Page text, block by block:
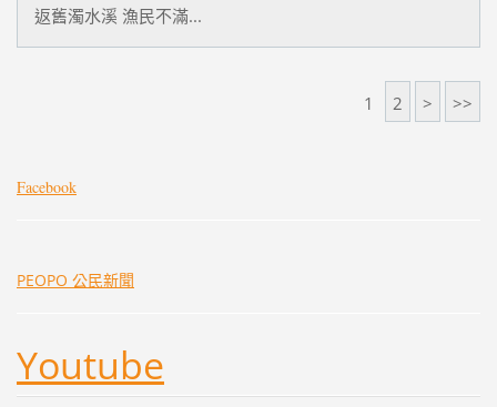
返舊濁水溪 漁民不滿...
1 2 > >>
Facebook
PEOPO 公民新聞
Youtube